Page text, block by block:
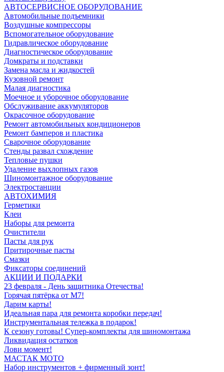
АВТОСЕРВИСНОЕ ОБОРУДОВАНИЕ
Автомобильные подъемники
Воздушные компрессоры
Вспомогательное оборудование
Гидравлическое оборудование
Диагностическое оборудование
Домкраты и подставки
Замена масла и жидкостей
Кузовной ремонт
Малая диагностика
Моечное и уборочное оборудование
Обслуживание аккумуляторов
Окрасочное оборудование
Ремонт автомобильных кондиционеров
Ремонт бамперов и пластика
Сварочное оборудование
Стенды развал схождение
Тепловые пушки
Удаление выхлопных газов
Шиномонтажное оборудование
Электростанции
АВТОХИМИЯ
Герметики
Клеи
Наборы для ремонта
Очистители
Пасты для рук
Притирочные пасты
Смазки
Фиксаторы соединений
АКЦИИ И ПОДАРКИ
23 февраля - День защитника Отечества!
Горячая пятёрка от M7!
Дарим карты!
Идеальная пара для ремонта коробки передач!
Инструментальная тележка в подарок!
К сезону готовы! Супер-комплекты для шиномонтажа
Ликвидация остатков
Лови момент!
МАСТАК МОТО
Набор инструментов + фирменный зонт!